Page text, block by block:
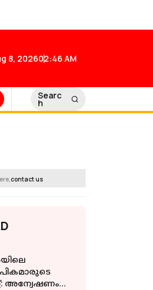
8, 202602:46 AM
Searc
h
contact us
അന്വേഷണം